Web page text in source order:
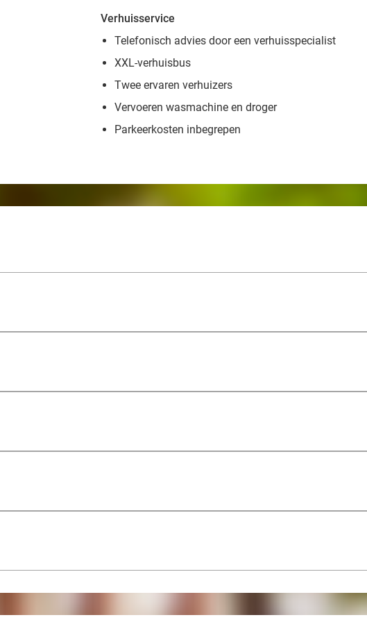
Verhuisservice
Telefonisch advies door een verhuisspecialist
XXL-verhuisbus
Twee ervaren verhuizers
Vervoeren wasmachine en droger
Parkeerkosten inbegrepen